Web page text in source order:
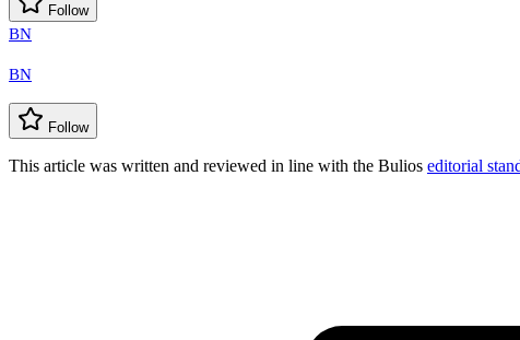
Follow
BN
BN
Follow
This article was written and reviewed in line with the Bulios editorial